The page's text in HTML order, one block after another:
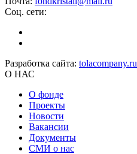
Соц. сети:
Разработка сайта: tolacompany.ru
О НАС
О фонде
Проекты
Новости
Вакансии
Документы
СМИ о нас